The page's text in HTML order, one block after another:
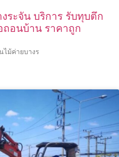
ระจัน บริการ รับทุบตึก
ถอนบ้าน ราคาถูก
ไม้ค่ายบางร